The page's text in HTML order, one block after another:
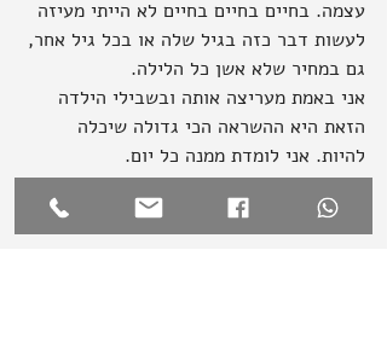
עצמה. בחיים בחיים בחיים לא הייתי מעיזה
לעשות דבר כזה בגיל שלה או בכל גיל אחר,
גם במחיר שלא אשן כל הלילה.
אני באמת מעריצה אותה ובשבילי הילדה
הזאת היא ההשראה הכי גדולה שיכלה
להיות. אני לומדת ממנה כל יום.